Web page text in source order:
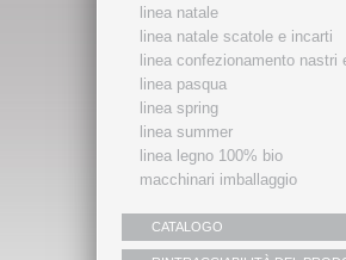
linea natale
linea natale scatole e incarti
linea confezionamento nastri
linea pasqua
linea spring
linea summer
linea legno 100% bio
macchinari imballaggio
CATALOGO